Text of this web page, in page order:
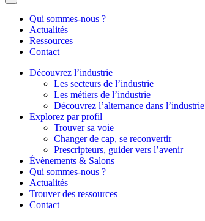
Qui sommes-nous ?
Actualités
Ressources
Contact
Découvrez l’industrie
Les secteurs de l’industrie
Les métiers de l’industrie
Découvrez l’alternance dans l’industrie
Explorez par profil
Trouver sa voie
Changer de cap, se reconvertir
Prescripteurs, guider vers l’avenir
Évènements & Salons
Qui sommes-nous ?
Actualités
Trouver des ressources
Contact